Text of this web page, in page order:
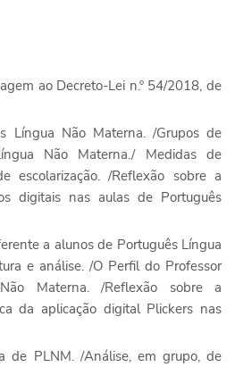
ao Decreto-Lei n.º 54/2018, de
Língua Não Materna. /Grupos de
Não Materna./ Medidas de
escolarização. /Reflexão sobre a
digitais nas aulas de Português
a alunos de Português Língua
e análise. /O Perfil do Professor
Materna. /Reflexão sobre a
da aplicação digital Plickers nas
de PLNM. /Análise, em grupo, de